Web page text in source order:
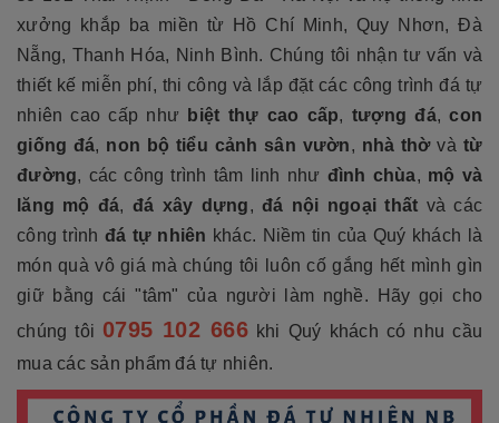
xưởng khắp ba miền từ Hồ Chí Minh, Quy Nhơn, Đà
Nẵng, Thanh Hóa, Ninh Bình. Chúng tôi nhận tư vấn và
thiết kế miễn phí, thi công và lắp đặt các công trình đá tự
nhiên cao cấp như
biệt thự cao cấp, tượng đá,con
giống đá, non bộ tiểu cảnh sân vườn, nhà thờvà từ
đường, các công trình tâm linh như đình chùa, mộ và
lăng mộ đá, đá xây dựng,đá nội ngoại thất và các
công trình đá tự nhiên khác. Niềm tin của Quý khách là
món quà vô giá mà chúng tôi luôn cố gắng hết mình gìn
giữ bằng cái "tâm" của người làm nghề. Hãy gọi cho
chúng tôi 0795 102 666khi Quý khách có nhu cầu
mua các sản phẩm đá tự nhiên.